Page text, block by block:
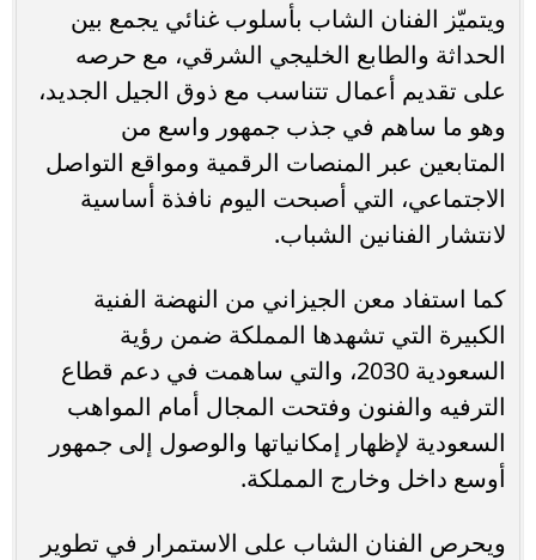
ويتميّز الفنان الشاب بأسلوب غنائي يجمع بين
الحداثة والطابع الخليجي الشرقي، مع حرصه
على تقديم أعمال تتناسب مع ذوق الجيل الجديد،
وهو ما ساهم في جذب جمهور واسع من
المتابعين عبر المنصات الرقمية ومواقع التواصل
الاجتماعي، التي أصبحت اليوم نافذة أساسية
لانتشار الفنانين الشباب.
كما استفاد معن الجيزاني من النهضة الفنية
الكبيرة التي تشهدها المملكة ضمن رؤية
السعودية 2030، والتي ساهمت في دعم قطاع
الترفيه والفنون وفتحت المجال أمام المواهب
السعودية لإظهار إمكانياتها والوصول إلى جمهور
أوسع داخل وخارج المملكة.
ويحرص الفنان الشاب على الاستمرار في تطوير